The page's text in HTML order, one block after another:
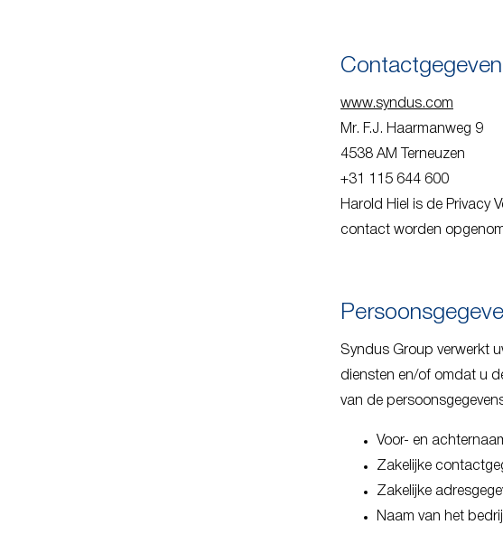
www.syndus.com
Mr. F.J. Haarmanweg 9
4538 AM Terneuzen
+31 115 644 600
Harold Hiel is de Privacy
contact worden
Syndus Group verwerkt
diensten en/of omdat u
van de
Voor- en
Zakelijke
Zakelijke
Naam van het